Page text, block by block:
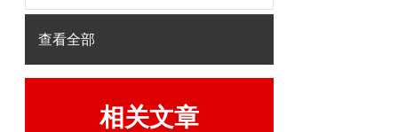
查看全部
相关文章